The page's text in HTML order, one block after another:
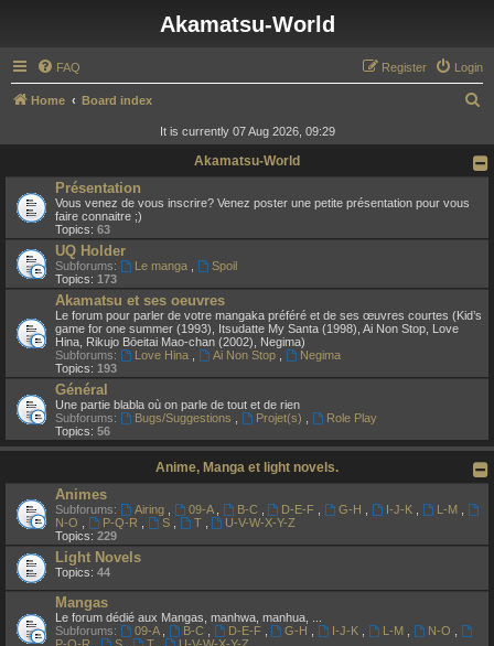
Akamatsu-World
FAQ Login
Register
Home Board index
r
It is currently 07 Aug 2026, 09:29
Akamatsu-World
Présentation
Vous venez de vous inscrire? Venez poster une petite présentation pour vous
faire connaitre ;)
Topics: 63
UQ Holder
Subforums: Le manga
Spoil
Topics: 173
Akamatsu et ses oeuvres
Le forum pour parler de votre mangaka préféré et de ses œuvres courtes (Kid’s
game for one summer (1993), Itsudatte My Santa (1998), Ai Non Stop, Love
Hina, Rikujo Bōeitai Mao-chan (2002), Negima)
Subforums:
Love Hina Ai Non Stop
Negima
Topics: 193
Général
Une partie blabla où on parle de tout et de rien
Subforums:
Bugs/Suggestions Projet(s)
Role Play
Topics: 56
Anime, Manga et light novels.
Animes
Subforums: Airing 09-A B-C D-E-F G-H I-J-K L-M
N-O
P-Q-R S T
U-V-W-X-Y-Z
Topics: 229
Light Novels
Topics: 44
Mangas
Le forum dédié aux Mangas, manhwa, manhua, ...
Subforums:
09-A B-C D-E-F G-H I-J-K L-M N-O